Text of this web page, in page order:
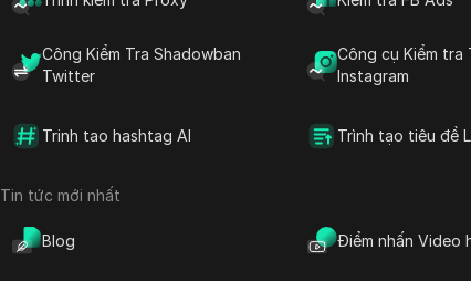
Công Kiểm Tra Shadowban
Twitter
Công cụ Kiểm tra
Instagram
Trinh tao hashtag AI Trình tạo tiêu đề
Tin tức mới nhất
Blog Điểm nhấn Video
cho thấy số lượng khóa tài khoản tăng đột
cố gắng tự động hóa việc tải lên quảng cáo bằng
cụ AI như Claude. Nếu bạn đang tìm kiếm cách
không đơn độc. Quá trình này không đơn giản
có thể kích hoạt xác minh bổ sung. Ngay cả
hạn như chạy Claude với Quảng cáo Facebook
hoặc IP, cũng có thể khiến tất cả các tài khoản